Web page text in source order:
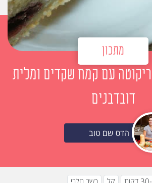
מתכון
עם קמח שקדים ומלית
דובדבנים
הדס שם טוב
קל כשר חלבי